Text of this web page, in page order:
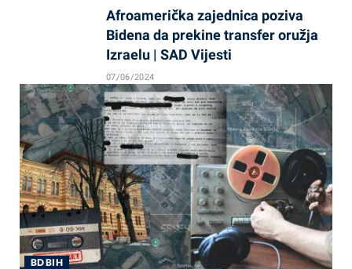
Afroamerička zajednica poziva
Bidena da prekine transfer oružja
Izraelu | SAD Vijesti
07/06/2024
BD BIH